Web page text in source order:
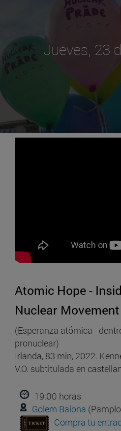
Jueves, 23
Atomic Hope -
Nuclear Movement
(Esperanza atómica -
pronuclear)
Irlanda, 83 min, 2022.
V.O. subtitulada en
19:00 horas
Golem Baiona
Compra tu